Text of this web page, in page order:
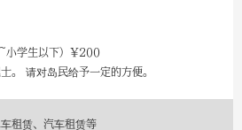
小学生以下）¥200
。 请对岛民给予一定的方便。
车租赁、汽车租赁等